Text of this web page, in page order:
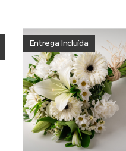
Entrega Incluída